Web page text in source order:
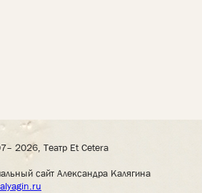
2026, Театр Et Cetera
сайт Александра Калягина